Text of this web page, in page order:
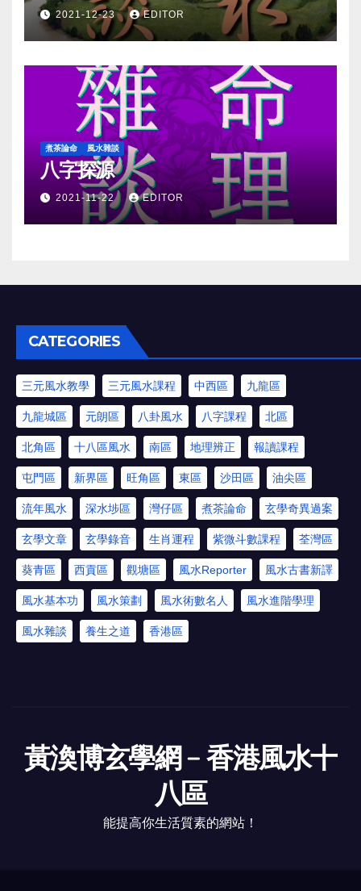
2021-12-23 EDITOR
煮茶論命 風水雜談
八字探源
2021-11-22 EDITOR
CATEGORIES
三元風水教學 三元風水課程 中西區 九龍區
九龍城區 元朗區 八卦風水 八字課程 北區
北角區 十八區風水 南區 地理辨正 報讀課程
屯門區 新界區 旺角區 東區 沙田區 油尖區
流年風水 深水埗區 灣仔區 煮茶論命 玄學奇異過案
玄學文章 玄學錄音 生肖運程 紫微斗數課程 荃灣區
葵青區 西貢區 觀塘區 風水Reporter 風水古書新譯
風水基本功 風水策劃 風水術數名人 風水進階學理
風水雜談 養生之道 香港區
黃渙博玄學網﹣香港風水十
八區
能提高你生活質素的網站！